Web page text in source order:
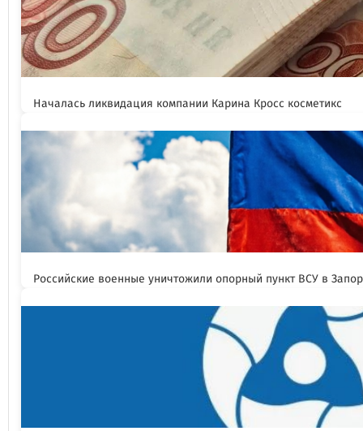
Началась ликвидация компании Карина Кросс косметикс
Российские военные уничтожили опорный пункт ВСУ в